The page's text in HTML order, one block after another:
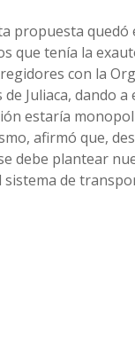
propuesta quedó
que tenía la
con la
Juliaca, dando a
estaría
afirmó que,
debe plantear
de